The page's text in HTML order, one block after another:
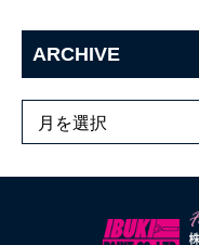
ARCHIVE